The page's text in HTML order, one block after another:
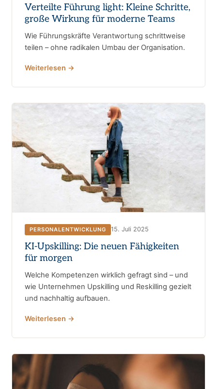
Verteilte Führung light: Kleine Schritte,
große Wirkung für moderne Teams
Wie Führungskräfte Verantwortung schrittweise
teilen – ohne radikalen Umbau der Organisation.
Weiterlesen →
PERSONALENTWICKLUNG 15. Juli 2025
KI-Upskilling: Die neuen Fähigkeiten
für morgen
Welche Kompetenzen wirklich gefragt sind – und
wie Unternehmen Upskilling und Reskilling gezielt
und nachhaltig aufbauen.
Weiterlesen →